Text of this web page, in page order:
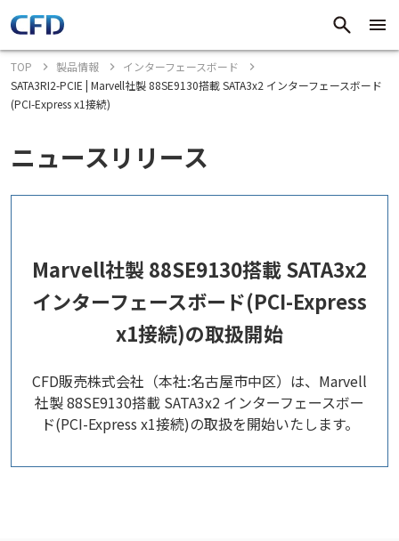
TOP 製品情報
インターフェースボード
SATA3RI2-PCIE | Marvell社製 88SE9130搭載 SATA3x2 インターフェースボード
(PCI-Express x1接続)
ニュースリリース
Marvell社製 88SE9130搭載 SATA3x2
インターフェースボード(PCI-Express
x1接続)の取扱開始
CFD販売株式会社（本社:名古屋市中区）は、Marvell
社製 88SE9130搭載 SATA3x2 インターフェースボー
ド(PCI-Express x1接続)の取扱を開始いたします。